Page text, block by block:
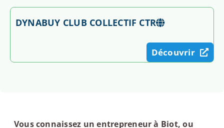
DYNABUY CLUB COLLECTIF CTR
Découvrir
Vous connaissez un entrepreneur à Biot, ou